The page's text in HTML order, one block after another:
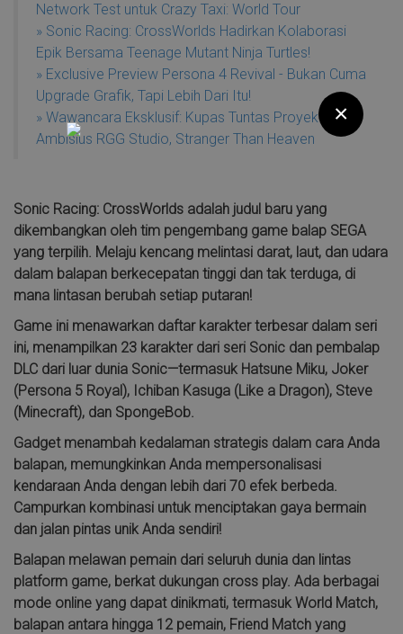
×
Network Test untuk Crazy Taxi: World Tour
» Sonic Racing: CrossWorlds Hadirkan Kolaborasi
Epik Bersama Teenage Mutant Ninja Turtles!
» Exclusive Preview Persona 4 Revival - Bukan Cuma
Upgrade Grafik, Tapi Lebih Dari Itu!
» Wawancara Eksklusif: Kupas Tuntas Proyek
Ambisius RGG Studio, Stranger Than Heaven
Sonic Racing: CrossWorlds adalah judul baru yang
dikembangkan oleh tim pengembang game balap SEGA
yang terpilih. Melaju kencang melintasi darat, laut, dan udara
dalam balapan berkecepatan tinggi dan tak terduga, di
mana lintasan berubah setiap putaran!
Game ini menawarkan daftar karakter terbesar dalam seri
ini, menampilkan 23 karakter dari seri Sonic dan pembalap
DLC dari luar dunia Sonic—termasuk Hatsune Miku, Joker
(Persona 5 Royal), Ichiban Kasuga (Like a Dragon), Steve
(Minecraft), dan SpongeBob.
Gadget menambah kedalaman strategis dalam cara Anda
balapan, memungkinkan Anda mempersonalisasi
kendaraan Anda dengan lebih dari 70 efek berbeda.
Campurkan kombinasi untuk menciptakan gaya bermain
dan jalan pintas unik Anda sendiri!
Balapan melawan pemain dari seluruh dunia dan lintas
platform game, berkat dukungan cross play. Ada berbagai
mode online yang dapat dinikmati, termasuk World Match,
balapan antara hingga 12 pemain, Friend Match yang